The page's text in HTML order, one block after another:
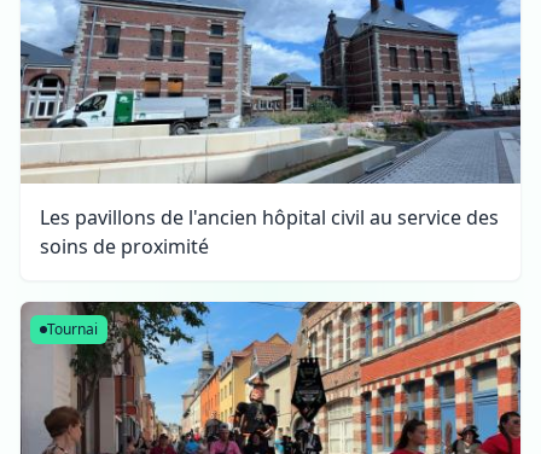
Les pavillons de l'ancien hôpital civil au service des
soins de proximité
Tournai